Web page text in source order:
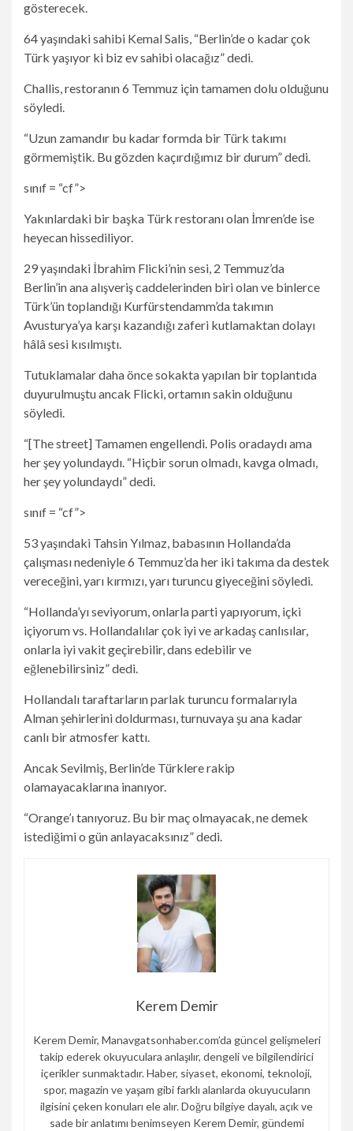
gösterecek.
64 yaşındaki sahibi Kemal Salis, “Berlin’de o kadar çok
Türk yaşıyor ki biz ev sahibi olacağız” dedi.
Challis, restoranın 6 Temmuz için tamamen dolu olduğunu
söyledi.
“Uzun zamandır bu kadar formda bir Türk takımı
görmemiştik. Bu gözden kaçırdığımız bir durum” dedi.
sınıf = “cf”>
Yakınlardaki bir başka Türk restoranı olan İmren’de ise
heyecan hissediliyor.
29 yaşındaki İbrahim Flicki’nin sesi, 2 Temmuz’da
Berlin’in ana alışveriş caddelerinden biri olan ve binlerce
Türk’ün toplandığı Kurfürstendamm’da takımın
Avusturya’ya karşı kazandığı zaferi kutlamaktan dolayı
hâlâ sesi kısılmıştı.
Tutuklamalar daha önce sokakta yapılan bir toplantıda
duyurulmuştu ancak Flicki, ortamın sakin olduğunu
söyledi.
“[The street] Tamamen engellendi. Polis oradaydı ama
her şey yolundaydı. “Hiçbir sorun olmadı, kavga olmadı,
her şey yolundaydı” dedi.
sınıf = “cf”>
53 yaşındaki Tahsin Yılmaz, babasının Hollanda’da
çalışması nedeniyle 6 Temmuz’da her iki takıma da destek
vereceğini, yarı kırmızı, yarı turuncu giyeceğini söyledi.
“Hollanda’yı seviyorum, onlarla parti yapıyorum, içki
içiyorum vs. Hollandalılar çok iyi ve arkadaş canlısılar,
onlarla iyi vakit geçirebilir, dans edebilir ve
eğlenebilirsiniz” dedi.
Hollandalı taraftarların parlak turuncu formalarıyla
Alman şehirlerini doldurması, turnuvaya şu ana kadar
canlı bir atmosfer kattı.
Ancak Sevilmiş, Berlin’de Türklere rakip
olamayacaklarına inanıyor.
“Orange’ı tanıyoruz. Bu bir maç olmayacak, ne demek
istediğimi o gün anlayacaksınız” dedi.
Kerem Demir
Kerem Demir, Manavgatsonhaber.com’da güncel gelişmeleri
takip ederek okuyuculara anlaşılır, dengeli ve bilgilendirici
içerikler sunmaktadır. Haber, siyaset, ekonomi, teknoloji,
spor, magazin ve yaşam gibi farklı alanlarda okuyucuların
ilgisini çeken konuları ele alır. Doğru bilgiye dayalı, açık ve
sade bir anlatımı benimseyen Kerem Demir, gündemi